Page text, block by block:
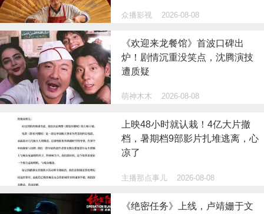
众播影视 2026-08-08
《欢迎来龙餐馆》首波口碑出
炉！剧情沉重没笑点，沈腾演技
遭质疑
萌神木木 2026-08-08
上映48小时就认栽！4亿大片撤
档，暑期档9部影片扎堆逃离，心
凉了
主播那点事儿 2026-08-08
《绝密任务》上线，卢靖姗于文